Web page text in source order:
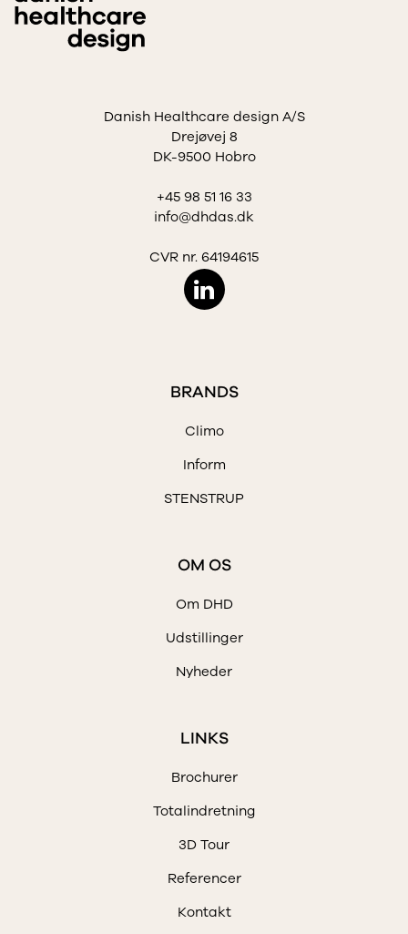
Danish Healthcare design A/S
Drejøvej 8
DK-9500 Hobro
+45 98 51 16 33
info@dhdas.dk
CVR nr. 64194615
BRANDS
Climo
Inform
STENSTRUP
OM OS
Om DHD
Udstillinger
Nyheder
LINKS
Brochurer
Totalindretning
3D Tour
Referencer
Kontakt